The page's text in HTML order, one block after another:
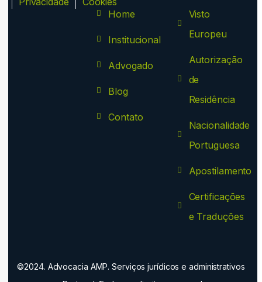
Home
Institucional
Advogado
Blog
Contato
Visto
Europeu
Autorização
de
Residência
Nacionalidade
Portuguesa
Apostilamento
Certificações
e Traduções
©2024. Advocacia AMP. Serviços jurídicos e administrativos